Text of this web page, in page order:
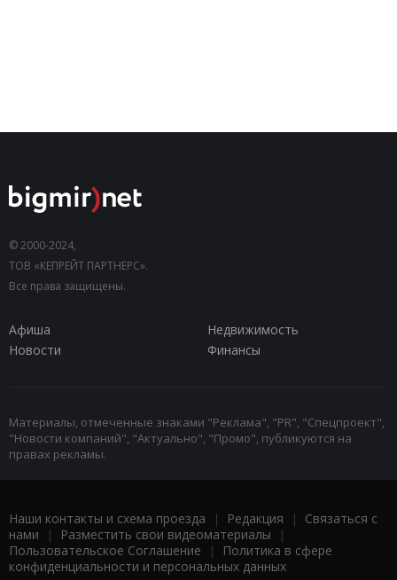
© 2000-2024,
ТОВ «КЕПРЕЙТ ПАРТНЕРС».
Все права защищены.
Афиша
Недвижимость
Новости
Финансы
Материалы, отмеченные знаками "Реклама", "PR", "Спецпроект",
"Новости компаний", "Актуально", "Промо", публикуются на
правах рекламы.
Наши контакты и схема проезда | Редакция | Связаться с
нами | Разместить свои видеоматериалы |
Пользовательское Соглашение |
Политика в сфере
конфиденциальности и персональных данных